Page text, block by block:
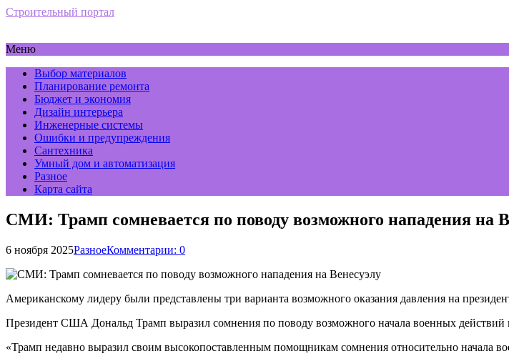
Строительный портал
Меню
Выбор материалов
Планирование ремонта
Бюджет и экономия
Дизайн интерьера
Инженерные системы
Ошибки и предупреждения
Сантехника
Умный дом и автоматизация
Разное
Карта сайта
СМИ: Трамп сомневается по поводу возможного нападения на
6 ноября 2025РазноеКомментарии: 0
Американскому лидеру были представлены три варианта возможного оказания давления на
Президент США Дональд Трамп выразил сомнения по поводу возможного начала военных действий
«Трамп недавно выразил своим высокопоставленным помощникам сомнения относительно начала